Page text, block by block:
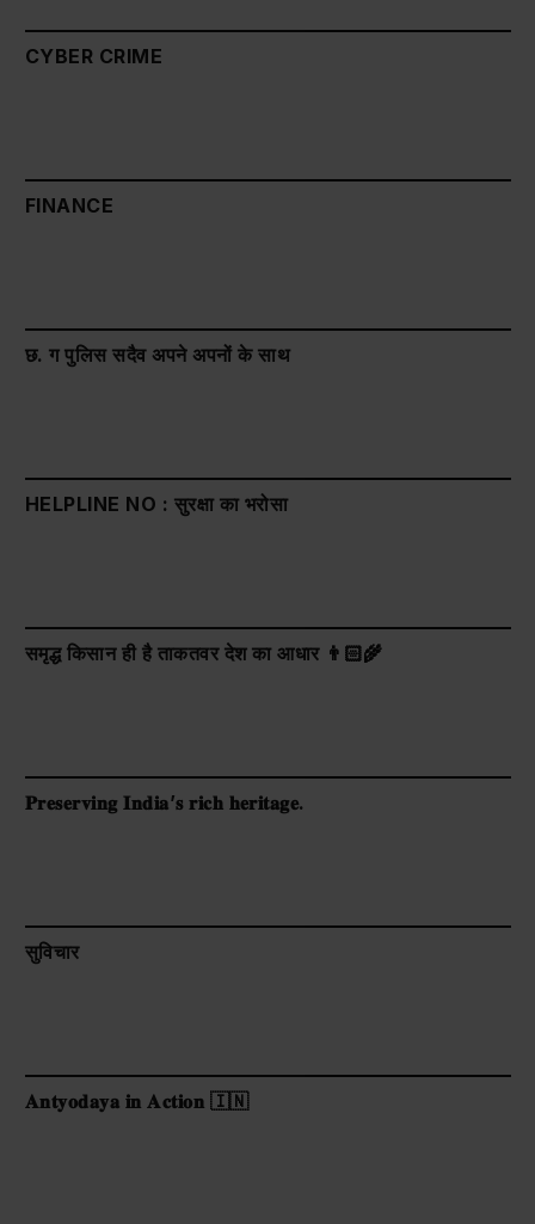
CYBER CRIME
FINANCE
छ. ग पुलिस सदैव अपने अपनों के साथ
HELPLINE NO : सुरक्षा का भरोसा
समृद्ध किसान ही है ताकतवर देश का आधार 👨🏻‍🌾
𝐏𝐫𝐞𝐬𝐞𝐫𝐯𝐢𝐧𝐠 𝐈𝐧𝐝𝐢𝐚’𝐬 𝐫𝐢𝐜𝐡 𝐡𝐞𝐫𝐢𝐭𝐚𝐠𝐞.
सुविचार
𝐀𝐧𝐭𝐲𝐨𝐝𝐚𝐲𝐚 𝐢𝐧 𝐀𝐜𝐭𝐢𝐨𝐧 🇮🇳